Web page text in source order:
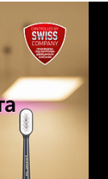
рта.
их
вода,